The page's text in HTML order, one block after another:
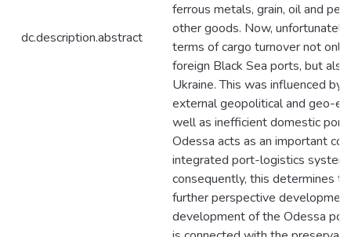
dc.description.abstract
ferrous metals, grain, oil and
other goods. Now,
terms of cargo turnover not
foreign Black Sea ports, but
Ukraine. This was influenced by
external geopolitical and geo-
well as inefficient domestic port
Odessa acts as an important
integrated port-logistics system
consequently, this determines
further perspective
development of the Odessa